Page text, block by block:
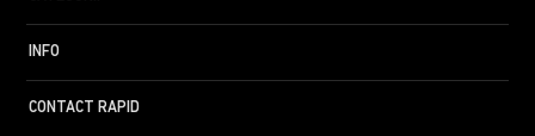
INFO
CONTACT RAPID